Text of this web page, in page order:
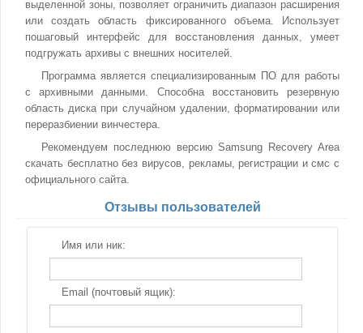
выделенной зоны, позволяет ограничить диапазон расширения
или создать область фиксированного объема. Использует
пошаговый интерфейс для восстановления данных, умеет
подгружать архивы с внешних носителей.
Программа является специализированным ПО для работы
с архивными данными. Способна восстановить резервную
область диска при случайном удалении, форматировании или
переразбиении винчестера.
Рекомендуем последнюю версию Samsung Recovery Area
скачать бесплатно без вирусов, рекламы, регистрации и смс с
официального сайта.
Отзывы пользователей
Имя или ник:
Email (почтовый ящик):